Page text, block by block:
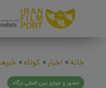
خانه> اخبار > کوتاه>
حضور و جوایز بین المللی درگاه